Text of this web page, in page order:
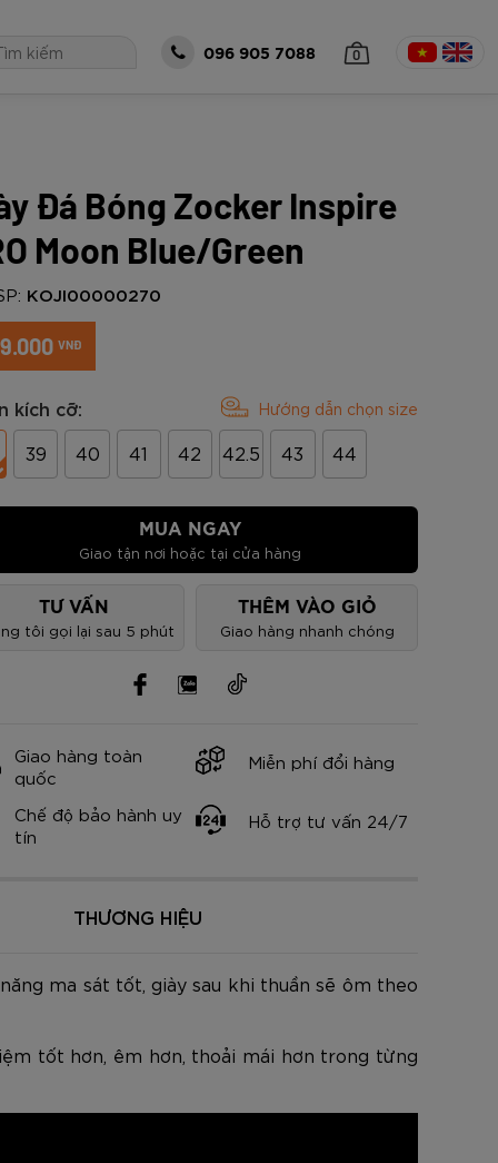
Zocker
2 Cam
Zocker
Power -
Zocker
Gen 2 Half
Cam
size 5 Zocker
EN205
Môn Zocker
096 905 7088 0
MUA HÀNG
Đá Bóng Zocker Inspire
Moon Blue/Green
KOJI00000270
VNĐ
kích cỡ: Hướng dẫn chọn size
39 40 41 42 42.5 43 44
MUA NGAY
Giao tận nơi hoặc tại cửa hàng
TƯ VẤN
tôi gọi lại sau 5 phút
THÊM VÀO GIỎ
Giao hàng nhanh chóng
Giao hàng toàn
quốc
Miễn phí đổi hàng
Chế độ bảo hành uy
tín
Hỗ trợ tư vấn 24/7
THƯƠNG HIỆU
ma sát tốt, giày sau khi thuần sẽ ôm theo
tốt hơn, êm hơn, thoải mái hơn trong từng